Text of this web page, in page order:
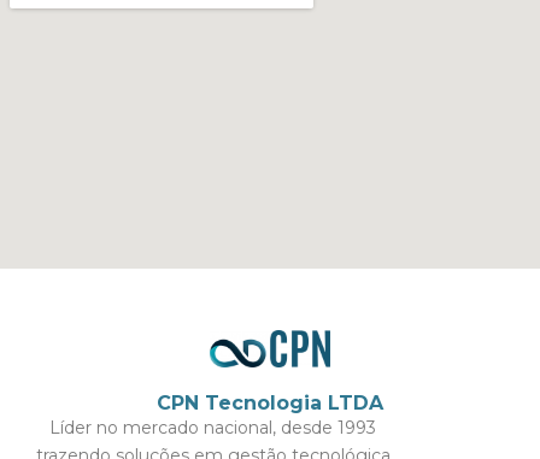
CPN Tecnologia LTDA
Líder no mercado nacional, desde 1993